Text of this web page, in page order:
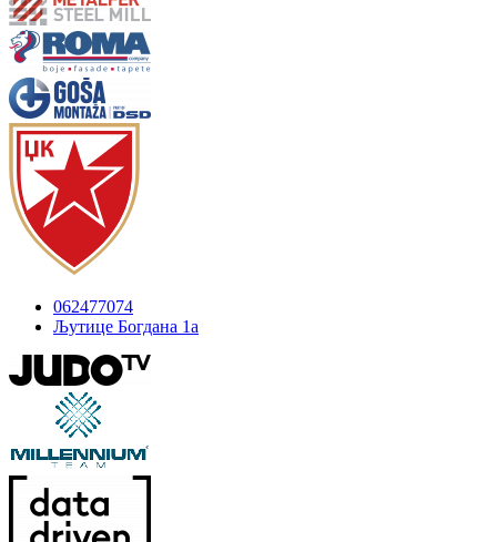
062477074
Љутице Богдана 1а